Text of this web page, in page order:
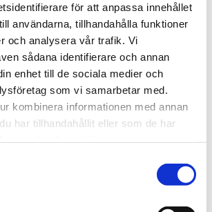
för att anpassa innehållet
användarna, tillhandahålla funktioner
och analysera vår trafik. Vi
sådana identifierare och annan
enhet till de sociala medier och
som vi samarbetar med.
kombinera informationen med annan
har tillhandahållit eller som de har
och driv för en hållbar